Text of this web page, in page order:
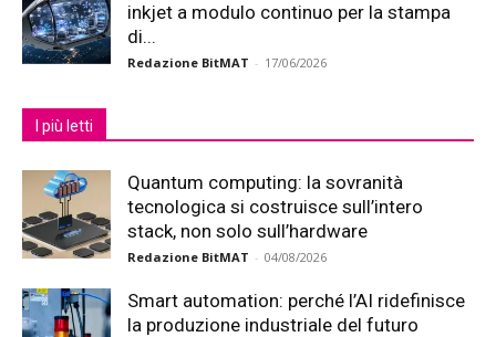
inkjet a modulo continuo per la stampa
di...
Redazione BitMAT - 17/06/2026
I più letti
Quantum computing: la sovranità
tecnologica si costruisce sull’intero
stack, non solo sull’hardware
Redazione BitMAT - 04/08/2026
Smart automation: perché l’AI ridefinisce
la produzione industriale del futuro